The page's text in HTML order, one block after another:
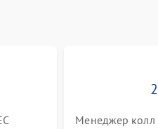
Менеджер колл